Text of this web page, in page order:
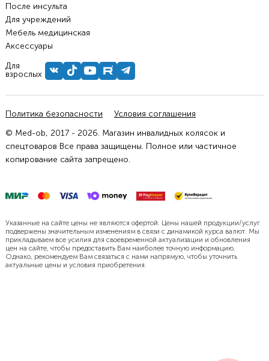
После инсульта
Для учреждений
Мебель медицинская
Аксессуары
Для
взрослых
Политика безопасности
Условия соглашения
© Med-ob, 2017 - 2026. Магазин инвалидных колясок и
спецтоваров Все права защищены. Полное или частичное
копирование сайта запрещено.
Указанные на сайте цены не являются офертой. Цены нашей продукции/услуг
подвержены значительным изменениям в связи с динамикой курса валют. Мы
прикладываем все усилия для своевременной актуализации и обновления
цен на сайте, чтобы предоставить Вам наиболее точную информацию.
Однако, рекомендуем Вам связаться с нами напрямую, чтобы уточнить
актуальные цены и условия приобретения.